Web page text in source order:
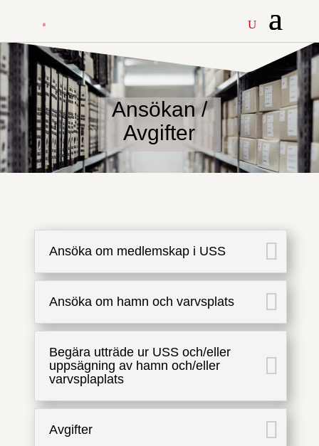
Ansökan /
Avgifter
Ansöka om medlemskap i USS
Ansöka om hamn och varvsplats
Begära utträde ur USS och/eller
uppsägning av hamn och/eller
varvsplaplats
Avgifter